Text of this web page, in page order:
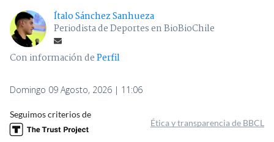
Ítalo Sánchez Sanhueza
Periodista de Deportes en BioBioChile
Con información dePerfil
Domingo 09 Agosto, 2026 | 11:06
Seguimos criterios de
Ética y transparencia de BBCL